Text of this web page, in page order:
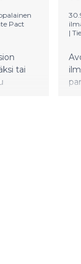
Pact
tai
|